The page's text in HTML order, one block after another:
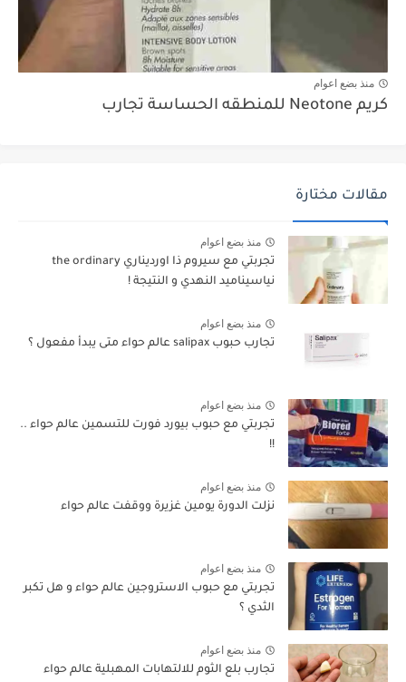
منذ بضع اعوام
كريم Neotone للمنطقه الحساسة تجارب
مقالات مختارة
منذ بضع اعوام
تجربتي مع سيروم ذا اورديناري the ordinary
نياسيناميد النهدي و النتيجة !
منذ بضع اعوام
تجارب حبوب salipax عالم حواء متى يبدأ مفعول ؟
منذ بضع اعوام
تجربتي مع حبوب بيورد فورت للتسمين عالم حواء ..
!!
منذ بضع اعوام
نزلت الدورة يومين غزيرة ووقفت عالم حواء
منذ بضع اعوام
تجربتي مع حبوب الاستروجين عالم حواء و هل تكبر
الثدي ؟
منذ بضع اعوام
تجارب بلع الثوم للالتهابات المهبلية عالم حواء